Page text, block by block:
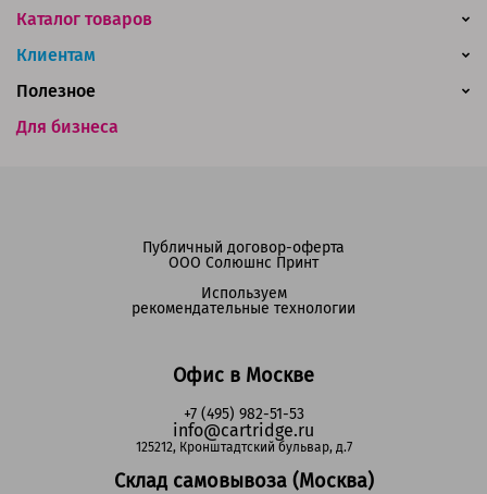
Каталог товаров
Клиентам
Для бизнеса
Полезное
Офис в Москве
+7 (495) 982-51-53
info@cartridge.ru
125212, Кронштадтский бульвар, д.7
Склад самовывоза (Москва)
Публичный договор-оферта
ООО Солюшнс Принт
Используем
рекомендательные технологии